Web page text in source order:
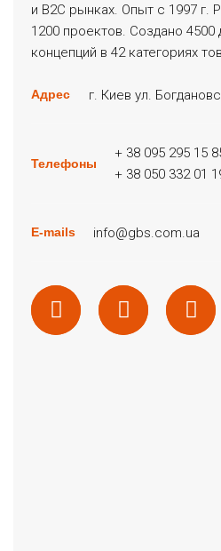
и B2C рынках. Опыт с 1997 г.
1200 проектов. Создано 4500
концепций в 42 категориях
Адрес г. Киев ул.
Телефоны
+ 38 095 295 15
+ 38 050 332 01
E-mails info@gbs.com.ua